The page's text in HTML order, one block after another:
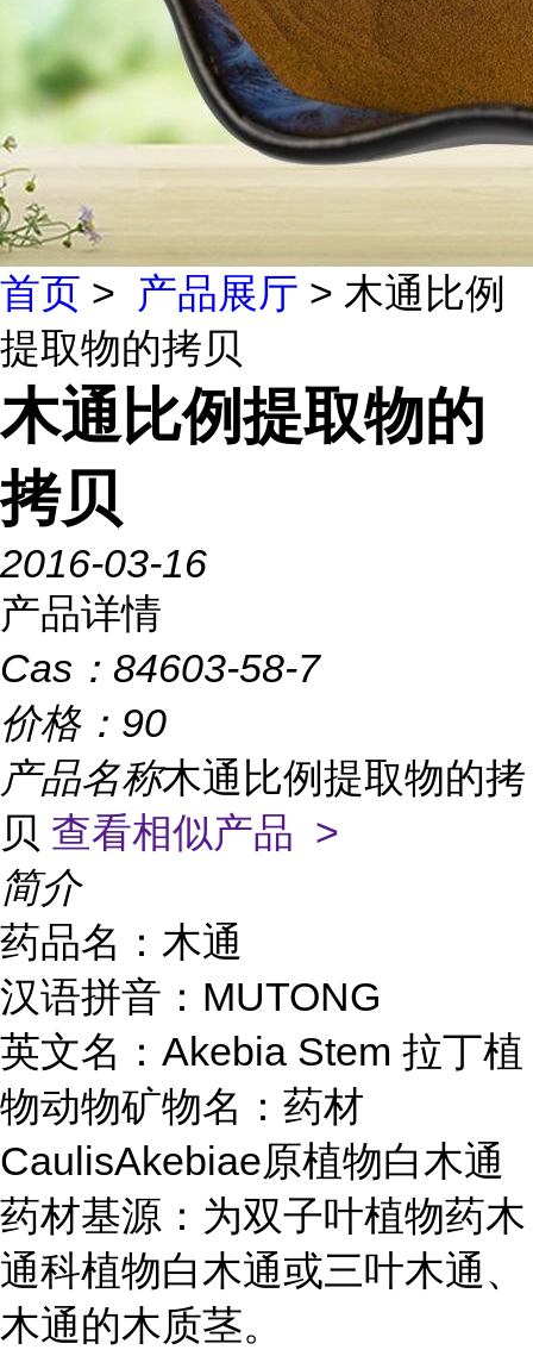
首页 > 产品展厅 > 木通比例
提取物的拷贝
木通比例提取物的
拷贝
2016-03-16
产品详情
Cas： 84603-58-7
价格： 90
产品名称木通比例提取物的拷
贝 查看相似产品 >
简介
药品名：木通
汉语拼音：MUTONG
英文名：Akebia Stem 拉丁植
物动物矿物名：药材
CaulisAkebiae原植物白木通
药材基源：为双子叶植物药木
通科植物白木通或三叶木通、
木通的木质茎。